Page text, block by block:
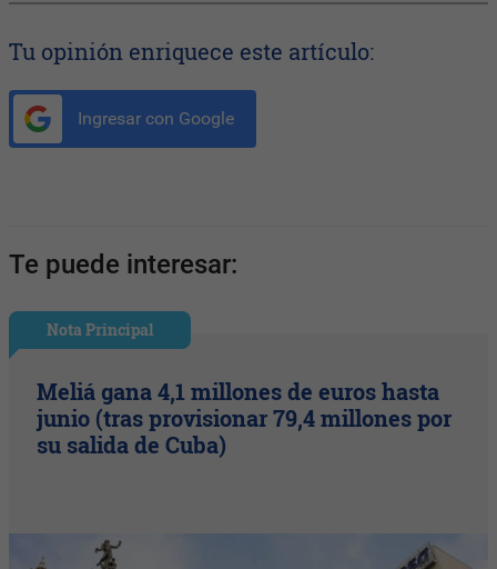
Tu opinión enriquece este artículo:
Ingresar con Google
Te puede interesar:
Nota Principal
Meliá gana 4,1 millones de euros hasta
junio (tras provisionar 79,4 millones por
su salida de Cuba)